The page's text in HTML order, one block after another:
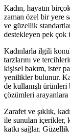
Kadın, hayatın
zaman özel bir yere
ve güzellik
destekleyen pek çok
Kadınlarla ilgili
tarzlarını ve
kişisel bakım, ister
yenilikler bulunur.
de kullanışlı
çözümleri
Zarafet ve şıklık,
ile sunulan içerikler,
katkı sağlar.